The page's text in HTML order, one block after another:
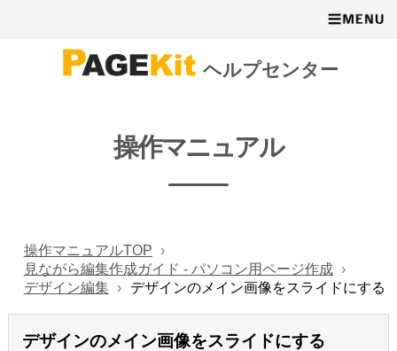
ヘルプセンター
操作マニュアル
操作マニュアルTOP
見ながら編集作成ガイド - パソコン用ページ作成
デザイン編集
デザインのメイン画像をスライドにする
デザインのメイン画像をスライドにする